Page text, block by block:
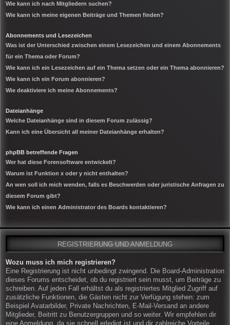
Wie kann ich nach Mitgliedern suchen?
Wie kann ich meine eigenen Beiträge und Themen finden?
Abonnements und Lesezeichen
Was ist der Unterschied zwischen einem Lesezeichen und einem Abonnements
für ein Thema oder Forum?
Wie kann ich ein Lesezeichen auf ein Thema setzen oder ein Thema abonnieren?
Wie kann ich ein Forum abonnieren?
Wie deaktiviere ich meine Abonnements?
Dateianhänge
Welche Dateianhänge sind in diesem Forum zulässig?
Kann ich eine Übersicht all meiner Dateianhänge erhalten?
phpBB betreffende Fragen
Wer hat diese Forensoftware entwickelt?
Warum ist Funktion x oder y nicht enthalten?
An wen soll ich mich wenden, falls es Beschwerden oder juristische Anfragen zu
diesem Forum gibt?
Wie kann ich einen Administrator des Boards kontaktieren?
REGISTRIERUNG UND ANMELDUNG
Wozu muss ich mich registrieren?
Eine Registrierung ist nicht unbedingt zwingend. Die Board-Administration
dieses Forums entscheidet, ob du registriert sein musst, um Beiträge zu
schreiben. Auf jeden Fall erhältst du als registriertes Mitglied Zugriff auf
zusätzliche Funktionen, die Gästen nicht zur Verfügung stehen: zum
Beispiel Avatarbilder, Private Nachrichten, E-Mail-Versand an andere
Mitglieder, Beitritt zu Benutzergruppen und so weiter. Wir empfehlen dir
eine Anmeldung, da sie schnell erledigt ist und dir zahlreiche Vorteile